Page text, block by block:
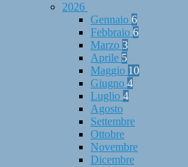
2026
Gennaio 6
Febbraio 6
Marzo 3
Aprile 5
Maggio 10
Giugno 4
Luglio 4
Agosto
Settembre
Ottobre
Novembre
Dicembre